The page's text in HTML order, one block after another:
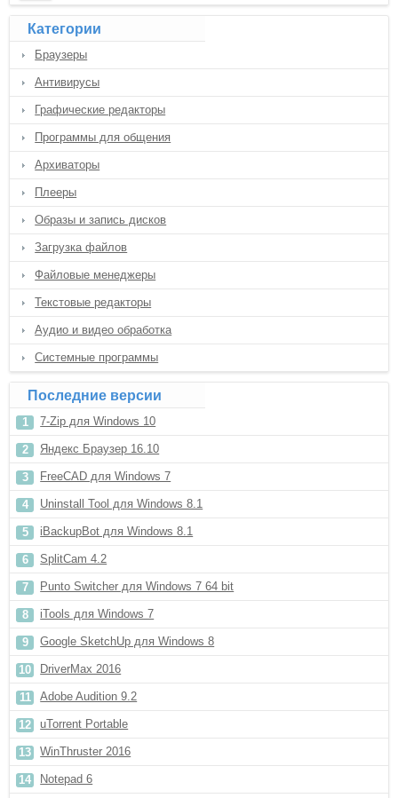
Категории
Браузеры
Антивирусы
Графические редакторы
Программы для общения
Архиваторы
Плееры
Образы и запись дисков
Загрузка файлов
Файловые менеджеры
Текстовые редакторы
Аудио и видео обработка
Системные программы
Последние версии
7-Zip для Windows 10
Яндекс Браузер 16.10
FreeCAD для Windows 7
Uninstall Tool для Windows 8.1
iBackupBot для Windows 8.1
SplitCam 4.2
Punto Switcher для Windows 7 64 bit
iTools для Windows 7
Google SketchUp для Windows 8
DriverMax 2016
Adobe Audition 9.2
uTorrent Portable
WinThruster 2016
Notepad 6